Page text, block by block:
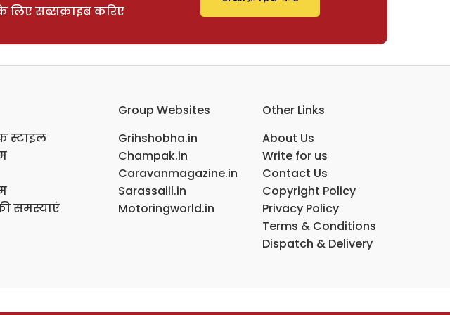
लिए सब्सक्राइब करिए
स्टाइल
समस्याएं
Group Websites
Grihshobha.in
Champak.in
Caravanmagazine.in
Sarassalil.in
Motoringworld.in
Other Links
About Us
Write for us
Contact Us
Copyright Policy
Privacy Policy
Terms & Conditions
Dispatch & Delivery